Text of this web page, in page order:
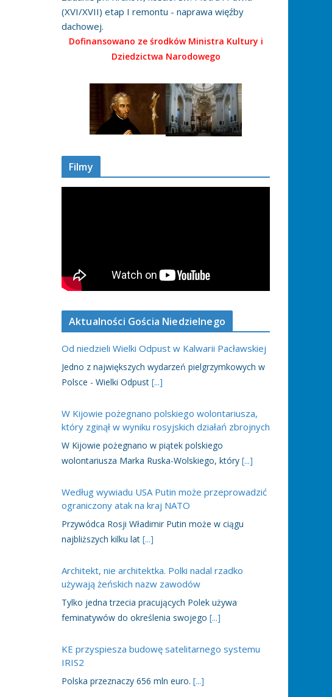
(XVI/XVII) etap I remontu - naprawa więźby
dachowej.
Dofinansowano ze środków Ministra Kultury i
Dziedzictwa Narodowego
Filmy
Aktualności Gościa Niedzielnego
Od niedzieli Wielki Odpust w Kalwarii Pacławskiej
Jedno z największych wydarzeń pielgrzymkowych w
Polsce - Wielki Odpust [...]
W Kijowie pożegnano polskiego wolontariusza,
który zginął w wyniku rosyjskich działań zbrojnych
W Kijowie pożegnano w piątek polskiego
wolontariusza Marka Ruska-Wolskiego, który [...]
Według wywiadu USA Putin może przeprowadzić
ograniczony atak na kraj NATO
Przywódca Rosji Władimir Putin może w ciągu
najbliższych kilku lat [...]
Architekt, nie architektka. Polki nadal rzadko
używają żeńskich nazw zawodów
Tylko jedna trzecia pracujących Polek używa
feminatywów do określenia swojego [...]
KE przyspiesza budowę satelitarnego systemu
IRIS2
Polska przeznaczy 656 mln euro. [...]